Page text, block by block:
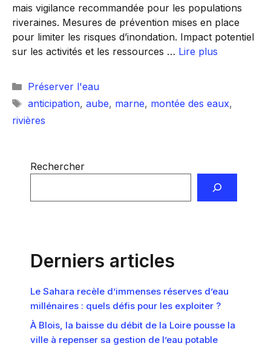
mais vigilance recommandée pour les populations
riveraines. Mesures de prévention mises en place
pour limiter les risques d’inondation. Impact potentiel
sur les activités et les ressources … Lire plus
Catégories
Préserver l'eau
Étiquettes
anticipation, aube, marne, montée des eaux,
rivières
Rechercher
Derniers articles
Le Sahara recèle d’immenses réserves d’eau
millénaires : quels défis pour les exploiter ?
À Blois, la baisse du débit de la Loire pousse la
ville à repenser sa gestion de l’eau potable